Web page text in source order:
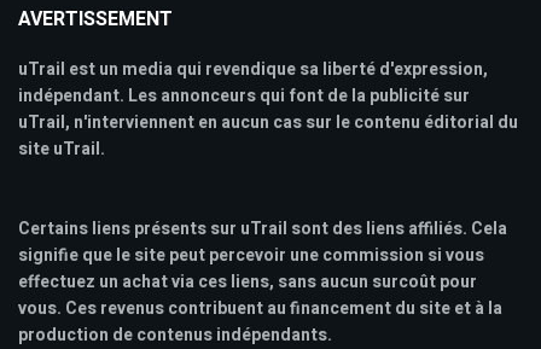
AVERTISSEMENT
uTrail est un media qui revendique sa liberté d'expression,
indépendant. Les annonceurs qui font de la publicité sur
uTrail, n'interviennent en aucun cas sur le contenu éditorial du
site uTrail.
Certains liens présents sur uTrail sont des liens affiliés. Cela
signifie que le site peut percevoir une commission si vous
effectuez un achat via ces liens, sans aucun surcoût pour
vous. Ces revenus contribuent au financement du site et à la
production de contenus indépendants.